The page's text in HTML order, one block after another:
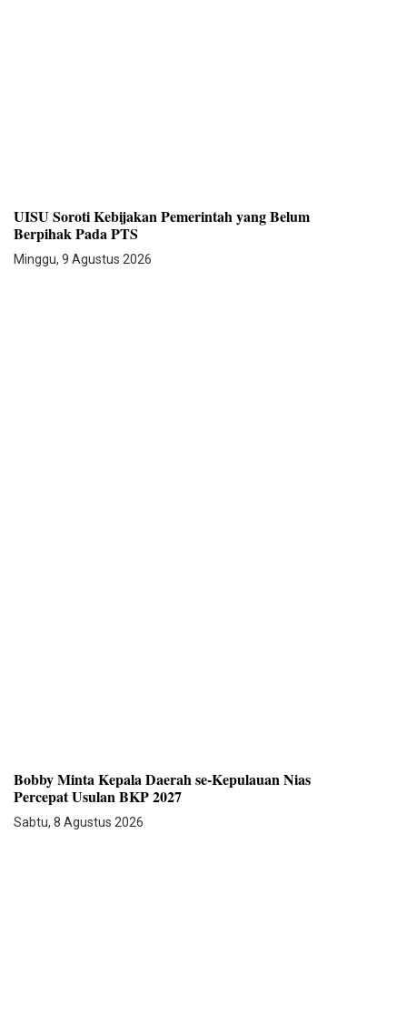
UISU Soroti Kebijakan Pemerintah yang Belum
Berpihak Pada PTS
Minggu, 9 Agustus 2026
Bobby Minta Kepala Daerah se-Kepulauan Nias
Percepat Usulan BKP 2027
Sabtu, 8 Agustus 2026